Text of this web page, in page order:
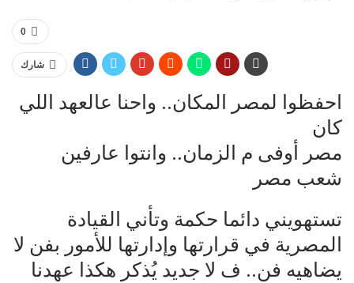
0
شارك
احفظوا لمصر المكان.. واحنا عالعهد اللي
كان
مصر أوفى م الزمان.. وانتوا عارفين
شعب مصر
تستهويني دائما حكمة وتأني القيادة
المصرية في قرارتها وإدارتها للأمور بفن لا
يضاهيه فن.. ف لا جديد يُذكر هكذا عهدنا